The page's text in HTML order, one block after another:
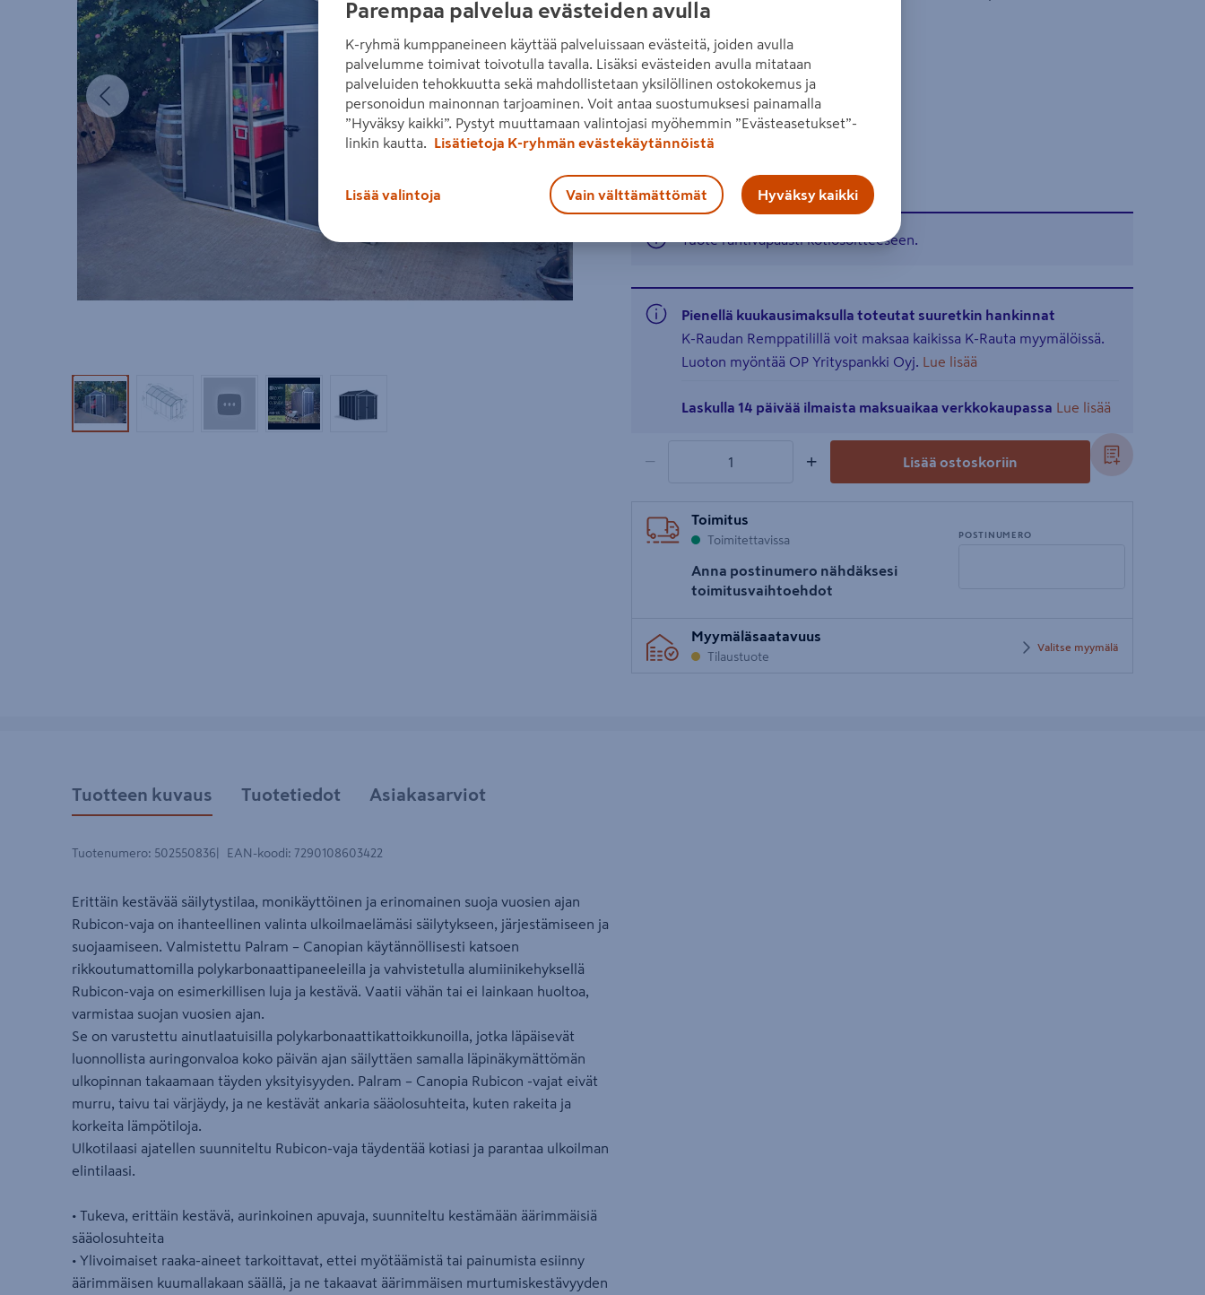
Edellinen Seuraava
Tuotekuva 1 Tuotekuva 2Tuotekuva 3Tuotekuva 4Tuotekuva 5
seinä- ja kattopaneelit.
Lue koko tuotekuvaus
Katso liitetiedostot
Hinta verkkokaupassa
1495€/pkt
Tuote rahtivapaasti kotiosoitteeseen.
Pienellä kuukausimaksulla toteutat suuretkin hankinnat
K-Raudan Remppatilillä voit maksaa kaikissa K-Rauta myymälöissä.
Luoton myöntää OP Yrityspankki Oyj. Lue lisää
Laskulla 14 päivää ilmaista maksuaikaa verkkokaupassa Lue lisää
− + Lisää ostoskoriin
Toimitus
Toimitettavissa
Anna postinumero nähdäksesi
toimitusvaihtoehdot
POSTINUMERO
postinumero
Myymäläsaatavuus
Tilaustuote
Valitse myymälä
Tuotteen kuvaus Tuotetiedot Asiakasarviot
Tuotenumero: 502550836 EAN-koodi: 7290108603422
Erittäin kestävää säilytystilaa, monikäyttöinen ja erinomainen suoja vuosien ajan
Rubicon-vaja on ihanteellinen valinta ulkoilmaelämäsi säilytykseen, järjestämiseen ja
suojaamiseen. Valmistettu Palram – Canopian käytännöllisesti katsoen
rikkoutumattomilla polykarbonaattipaneeleilla ja vahvistetulla alumiinikehyksellä
Rubicon-vaja on esimerkillisen luja ja kestävä. Vaatii vähän tai ei lainkaan huoltoa,
varmistaa suojan vuosien ajan.
Se on varustettu ainutlaatuisilla polykarbonaattikattoikkunoilla, jotka läpäisevät
luonnollista auringonvaloa koko päivän ajan säilyttäen samalla läpinäkymättömän
ulkopinnan takaamaan täyden yksityisyyden. Palram – Canopia Rubicon -vajat eivät
murru, taivu tai värjäydy, ja ne kestävät ankaria sääolosuhteita, kuten rakeita ja
korkeita lämpötiloja.
Ulkotilaasi ajatellen suunniteltu Rubicon-vaja täydentää kotiasi ja parantaa ulkoilman
elintilaasi.
• Tukeva, erittäin kestävä, aurinkoinen apuvaja, suunniteltu kestämään äärimmäisiä
sääolosuhteita
• Ylivoimaiset raaka-aineet tarkoittavat, ettei myötäämistä tai painumista esiinny
äärimmäisen kuumallakaan säällä, ja ne takaavat äärimmäisen murtumiskestävyyden
Parempaa palvelua evästeiden avulla
K-ryhmä kumppaneineen käyttää palveluissaan evästeitä, joiden avulla
palvelumme toimivat toivotulla tavalla. Lisäksi evästeiden avulla mitataan
palveluiden tehokkuutta sekä mahdollistetaan yksilöllinen ostokokemus ja
personoidun mainonnan tarjoaminen. Voit antaa suostumuksesi painamalla
”Hyväksy kaikki”. Pystyt muuttamaan valintojasi myöhemmin ”Evästeasetukset”-
linkin kautta.
Lisätietoja K-ryhmän evästekäytännöistä
Lisää valintoja Vain välttämättömät Hyväksy kaikki